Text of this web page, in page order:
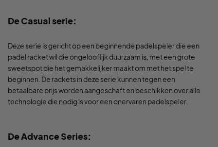
De Casual serie:
Deze serie is gericht op een beginnende padelspeler die een
padel racket wil die ongelooflijk duurzaam is, met een grote
sweetspot die het gemakkelijker maakt om met het spel te
beginnen. De rackets in deze serie kunnen tegen een
betaalbare prijs worden aangeschaft en beschikken over alle
technologie die nodig is voor een onervaren padelspeler.
De Advance Series: